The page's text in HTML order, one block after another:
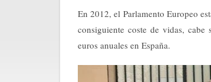
En 2012, el Parlamento Europeo
consiguiente coste de vidas,
euros anuales en España.